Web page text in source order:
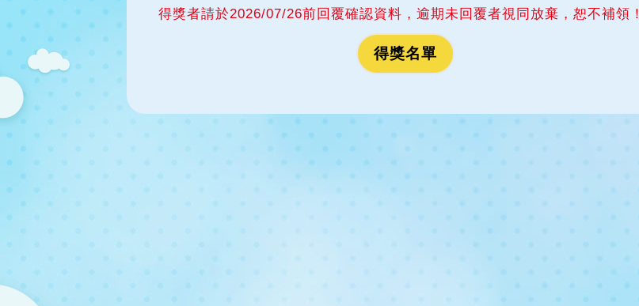
得獎者請於2026/07/26前回覆確認資料，逾期未回覆者視同放棄，恕不補領！
得獎名單